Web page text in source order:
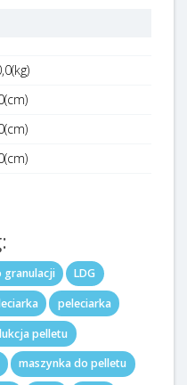
granulacji
LDG
peleciarka
pelletu
maszynka do pelletu